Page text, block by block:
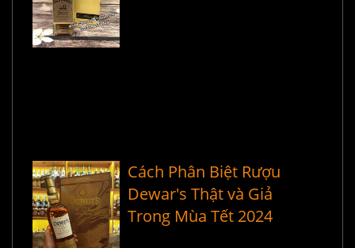
Cách Phân Biệt Rượu
Dewar's Thật và Giả
Trong Mùa Tết 2024